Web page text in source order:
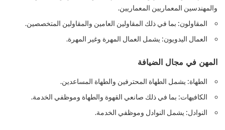
والمهندسين المعماريين المعماريين.
المقاولون: بما في ذلك المقاولين العامين والمقاولين المتخصصين.
العمال اليدويون: يشمل العمال المهرة وغير المهرة.
المهن في مجال الضيافة
الطهاة: يشمل الطهاة المحترفين والطهاة المساعدين.
الكافيهات: بما في ذلك صانعي القهوة والطهاة وموظفي الخدمة.
النوادل: يشمل النوادل وموظفي الخدمة.